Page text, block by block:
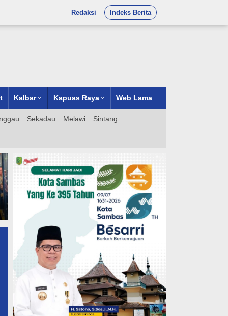
Redaksi Indeks Berita
Kalbar Kapuas Raya Web Lama
Sekadau Melawi Sintang